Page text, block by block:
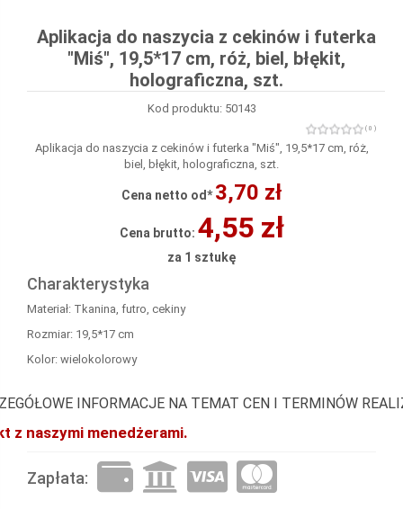
Aplikacja do naszycia z cekinów i futerka
"Miś", 19,5*17 cm, róż, biel, błękit,
holograficzna, szt.
Kod produktu: 50143
( 0 )
Aplikacja do naszycia z cekinów i futerka "Miś", 19,5*17 cm, róż,
biel, błękit, holograficzna, szt.
Cena netto od*3,70 zł
Cena brutto: 4,55 zł
za 1 sztukę
Charakterystyka
Materiał: Tkanina, futro, cekiny
Rozmiar: 19,5*17 cm
Kolor: wielokolorowy
INFORMACJE NA TEMAT CEN I TERMINÓW
z naszymi menedżerami.
Zapłata: